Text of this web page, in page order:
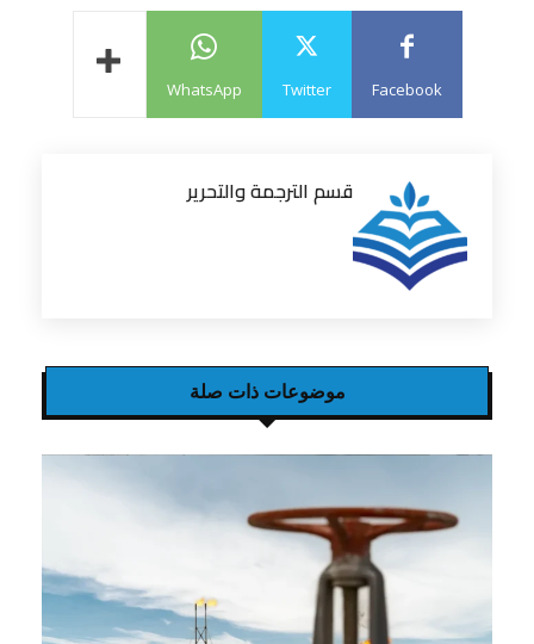
Facebook
Twitter
WhatsApp
قسم الترجمة والتحرير
موضوعات ذات صلة